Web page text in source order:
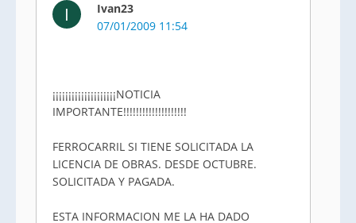
I
Ivan23
07/01/2009 11:54
¡¡¡¡¡¡¡¡¡¡¡¡¡¡¡¡¡¡¡¡NOTICIA
IMPORTANTE!!!!!!!!!!!!!!!!!!!!
FERROCARRIL SI TIENE SOLICITADA LA
LICENCIA DE OBRAS. DESDE OCTUBRE.
SOLICITADA Y PAGADA.
ESTA INFORMACION ME LA HA DADO